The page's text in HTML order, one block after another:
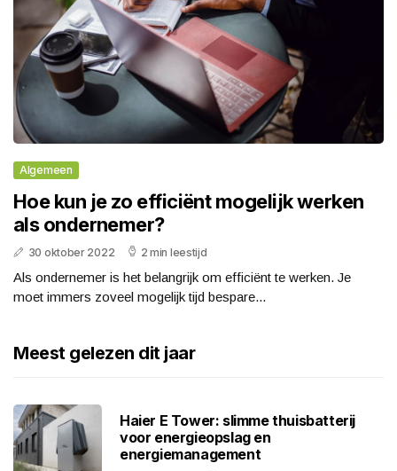
Algemeen
Hoe kun je zo efficiënt mogelijk werken
als ondernemer?
30 oktober 2022 2 min leestijd
Als ondernemer is het belangrijk om efficiënt te werken. Je
moet immers zoveel mogelijk tijd bespare...
Meest gelezen dit jaar
Haier E Tower: slimme thuisbatterij
voor energieopslag en
energiemanagement